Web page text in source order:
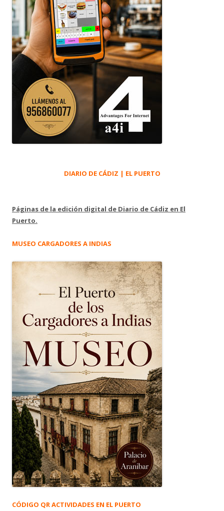
DIARIO DE CÁDIZ | EL PUERTO
Páginas de la edición digital de Diario de Cádiz en El
Puerto.
MUSEO CARGADORES A INDIAS
CÓDIGO QR ACTIVIDADES EN EL PUERTO